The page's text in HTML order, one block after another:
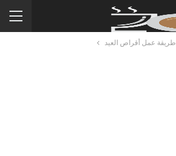
طريقة عمل أقراص العيد